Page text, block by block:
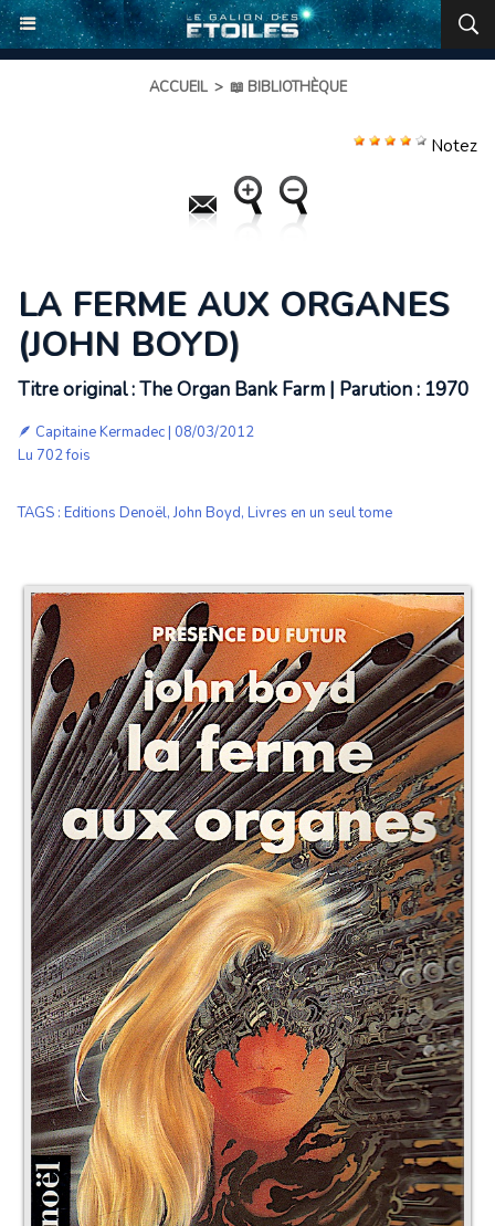
ACCUEIL > 📖 BIBLIOTHÈQUE
Notez
LA FERME AUX ORGANES
(JOHN BOYD)
Titre original : The Organ Bank Farm | Parution : 1970
🪶 Capitaine Kermadec| 08/03/2012
Lu 702 fois
TAGS : Editions Denoël,John Boyd, Livres en un seul tome